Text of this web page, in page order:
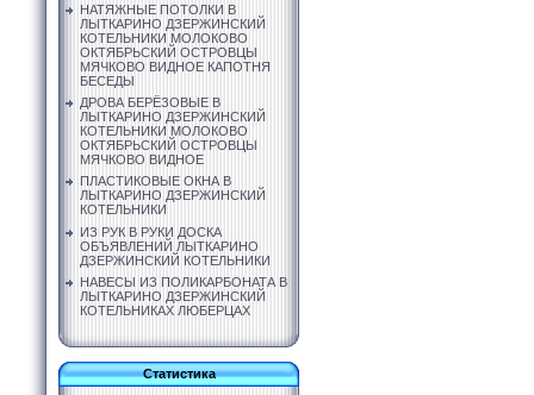
НАТЯЖНЫЕ ПОТОЛКИ В
ЛЫТКАРИНО ДЗЕРЖИНСКИЙ
КОТЕЛЬНИКИ МОЛОКОВО
ОКТЯБРЬСКИЙ ОСТРОВЦЫ
МЯЧКОВО ВИДНОЕ КАПОТНЯ
БЕСЕДЫ
ДРОВА БЕРЁЗОВЫЕ В
ЛЫТКАРИНО ДЗЕРЖИНСКИЙ
КОТЕЛЬНИКИ МОЛОКОВО
ОКТЯБРЬСКИЙ ОСТРОВЦЫ
МЯЧКОВО ВИДНОЕ
ПЛАСТИКОВЫЕ ОКНА В
ЛЫТКАРИНО ДЗЕРЖИНСКИЙ
КОТЕЛЬНИКИ
ИЗ РУК В РУКИ ДОСКА
ОБЪЯВЛЕНИЙ ЛЫТКАРИНО
ДЗЕРЖИНСКИЙ КОТЕЛЬНИКИ
НАВЕСЫ ИЗ ПОЛИКАРБОНАТА В
ЛЫТКАРИНО ДЗЕРЖИНСКИЙ
КОТЕЛЬНИКАХ ЛЮБЕРЦАХ
Статистика